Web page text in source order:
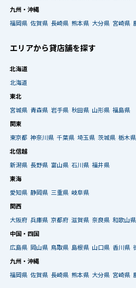
九州・沖縄
福岡県 佐賀県 長崎県 熊本県 大分県 宮崎県
エリアから貸店舗を探す
北海道
北海道
東北
宮城県 青森県 岩手県 秋田県 山形県 福島県
関東
東京都 神奈川県 千葉県 埼玉県 茨城県 栃木県
北信越
新潟県 長野県 富山県 石川県 福井県
東海
愛知県 静岡県 三重県 岐阜県
関西
大阪府 兵庫県 京都府 滋賀県 奈良県 和歌山県
中国・四国
広島県 岡山県 鳥取県 島根県 山口県 香川県
九州・沖縄
福岡県 佐賀県 長崎県 熊本県 大分県 宮崎県